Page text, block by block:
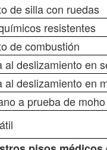
de silla con ruedas
resistentes
de combustión
al deslizamiento en
al deslizamiento en
a prueba de moho